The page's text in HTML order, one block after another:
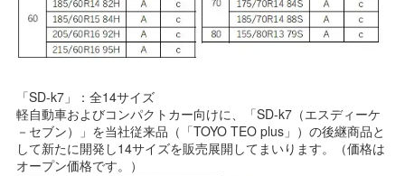
「SD-k7」：全14サイズ
軽自動車およびコンパクトカー向けに、「SD-k7（エスディーケ
－セブン）」を当社従来品（「TOYO TEO plus」）の後継商品と
して新たに開発し14サイズを販売展開してまいります。（価格は
オープン価格です。）